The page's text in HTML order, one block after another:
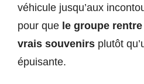
véhicule jusqu’aux
pour que le groupe
vrais souvenirs plutôt
épuisante.